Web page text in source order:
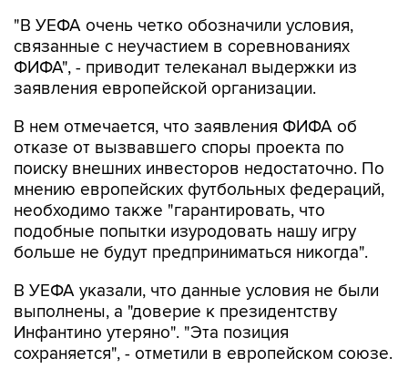
"В УЕФА очень четко обозначили условия,
связанные с неучастием в соревнованиях
ФИФА", - приводит телеканал выдержки из
заявления европейской организации.
В нем отмечается, что заявления ФИФА об
отказе от вызвавшего споры проекта по
поиску внешних инвесторов недостаточно. По
мнению европейских футбольных федераций,
необходимо также "гарантировать, что
подобные попытки изуродовать нашу игру
больше не будут предприниматься никогда".
В УЕФА указали, что данные условия не были
выполнены, а "доверие к президентству
Инфантино утеряно". "Эта позиция
сохраняется", - отметили в европейском союзе.